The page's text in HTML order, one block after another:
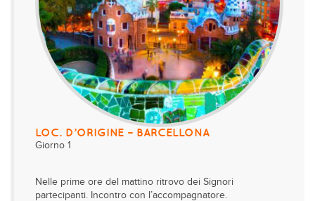
LOC. D’ORIGINE – BARCELLONA
Giorno 1
Nelle prime ore del mattino ritrovo dei Signori
partecipanti. Incontro con l’accompagnatore.